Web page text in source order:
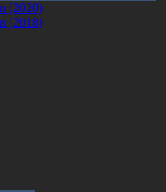
(2020)
(2018)